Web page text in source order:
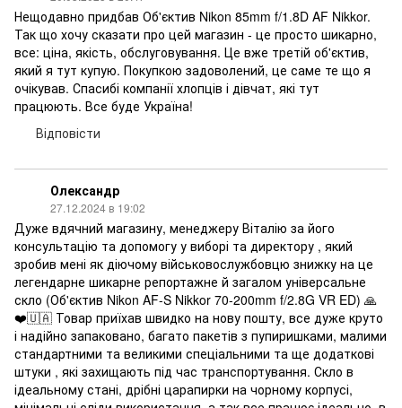
Нещодавно придбав Об'єктив Nikon 85mm f/1.8D AF Nikkor.
Так що хочу сказати про цей магазин - це просто шикарно,
все: ціна, якість, обслуговування. Це вже третій об'єктив,
який я тут купую. Покупкою задоволений, це саме те що я
очікував. Спасибі компанії хлопців і дівчат, які тут
працюють. Все буде Україна!
Відповісти
Олександр
27.12.2024 в 19:02
Дуже вдячний магазину, менеджеру Віталію за його
консультацію та допомогу у виборі та директору , який
зробив мені як діючому військовослужбовцю знижку на це
легендарне шикарне репортажне й загалом універсальне
скло (Об'єктив Nikon AF-S Nikkor 70-200mm f/2.8G VR ED) 🙏
❤️🇺🇦 Товар приїхав швидко на нову пошту, все дуже круто
і надійно запаковано, багато пакетів з пупиришками, малими
стандартними та великими спеціальними та ще додаткові
штуки , які захищають під час транспортування. Скло в
ідеальному стані, дрібні царапирки на чорному корпусі,